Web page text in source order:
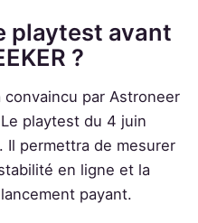
playtest avant
?
convaincu par Astroneer
playtest du 4 juin
permettra de mesurer
en ligne et la
payant.